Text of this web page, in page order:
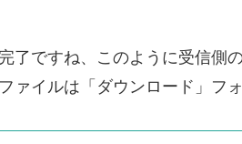
了ですね、このように受信側
ァイルは「ダウンロード」フ